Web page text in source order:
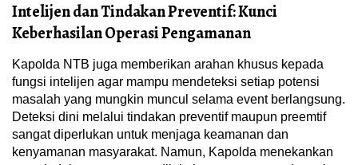
Intelijen dan Tindakan Preventif: Kunci
Keberhasilan Operasi Pengamanan
Kapolda NTB juga memberikan arahan khusus kepada
fungsi intelijen agar mampu mendeteksi setiap potensi
masalah yang mungkin muncul selama event berlangsung.
Deteksi dini melalui tindakan preventif maupun preemtif
sangat diperlukan untuk menjaga keamanan dan
kenyamanan masyarakat. Namun, Kapolda menekankan